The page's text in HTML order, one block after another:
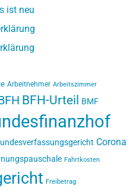
ist neu
Arbeitnehmer Arbeitszimmer
BFH-Urteil BMF
Corona
Fahrtkosten
Freibetrag